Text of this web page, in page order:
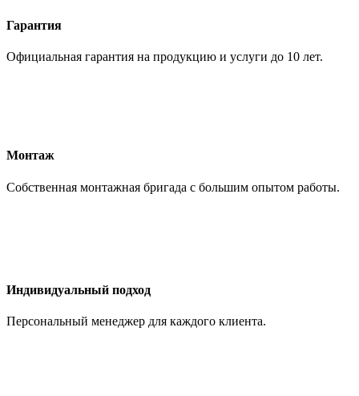
Гарантия
Официальная гарантия на продукцию и услуги до 10 лет.
Монтаж
Собственная монтажная бригада с большим опытом работы.
Индивидуальный подход
Персональный менеджер для каждого клиента.